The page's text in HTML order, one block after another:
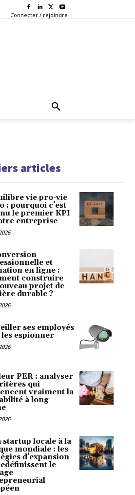
Connecter / rejoindre
articles
vie pro-vie
: pourquoi c’est
le premier KPI
entreprise
et
en ligne :
construire
projet de
durable ?
ses employés
les espionner
PER : analyser
qui
vraiment la
à long
startup locale à la
mondiale : les
d’expansion
le